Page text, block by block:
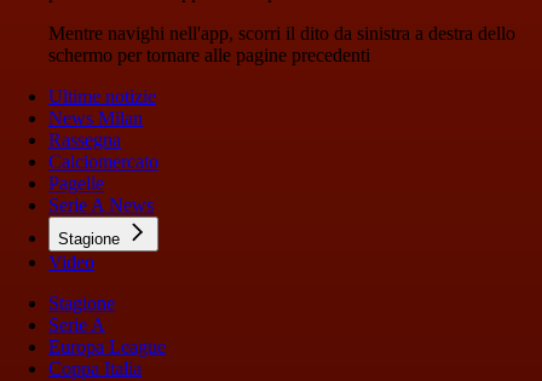
Mentre navighi nell'app, scorri il dito da sinistra a destra dello
schermo per tornare alle pagine precedenti
Ultime notizie
News Milan
Rassegna
Calciomercato
Pagelle
Serie A News
Stagione
Video
Stagione
Serie A
Europa League
Coppa Italia